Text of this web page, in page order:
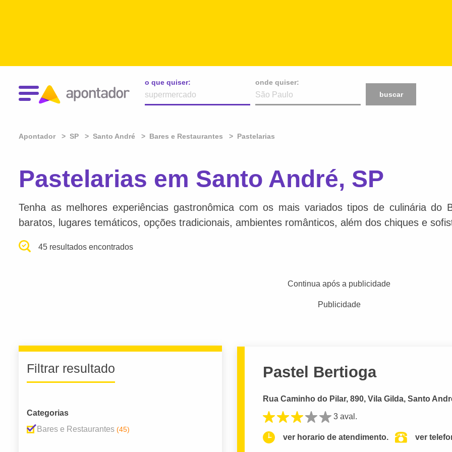
o que quiser:
onde quiser:
buscar
Apontador SP Santo André Bares e Restaurantes Pastelarias
Pastelarias em Santo André, SP
Tenha as melhores experiências gastronômica com os mais variados tipos de culinária
baratos, lugares temáticos, opções tradicionais, ambientes românticos, além dos chiques e
45 resultados encontrados
Continua após a publicidade
Publicidade
Filtrar resultado
Categorias
Bares e Restaurantes (45)
Pastel Bertioga
Rua Caminho do Pilar, 890, Vila Gilda, Santo
3 aval.
ver horario de atendimento. ver